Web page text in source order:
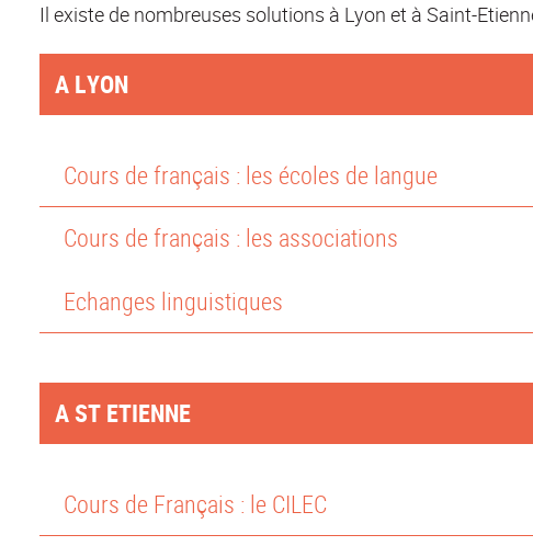
Il existe de nombreuses solutions à Lyon et à Saint-
A LYON
Cours de français : les écoles de langue
Cours de français : les associations
Echanges linguistiques
A ST ETIENNE
Cours de Français : le CILEC